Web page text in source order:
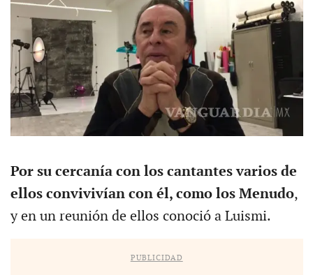
Por su cercanía con los cantantes varios de
ellos convivivían con él, como los Menudo,
y en un reunión de ellos conoció a Luismi.
PUBLICIDAD